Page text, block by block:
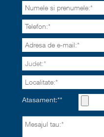
Atasament:**